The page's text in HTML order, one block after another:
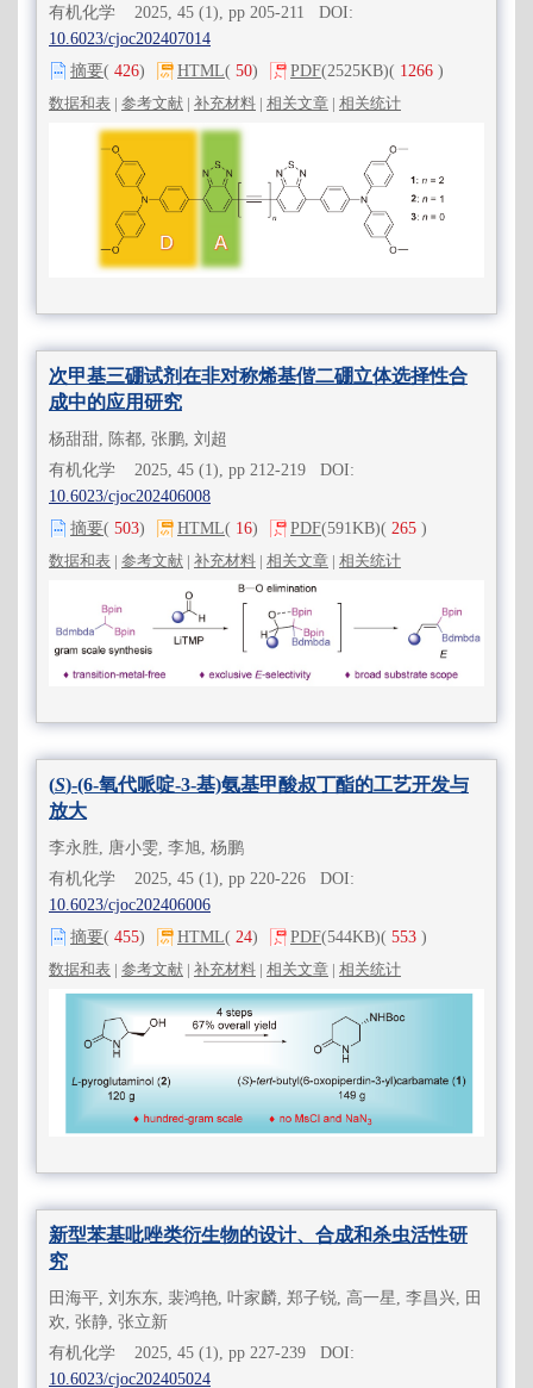
有机化学 2025, 45 (1), pp 205-211 DOI:
10.6023/cjoc202407014
摘要( 426) HTML( 50) PDF(2525KB)( 1266 )
数据和表 | 参考文献 | 补充材料 | 相关文章 | 相关统计
次甲基三硼试剂在非对称烯基偕二硼立体选择性合
成中的应用研究
杨甜甜, 陈都, 张鹏, 刘超
有机化学 2025, 45 (1), pp 212-219 DOI:
10.6023/cjoc202406008
摘要( 503) HTML( 16) PDF(591KB)( 265 )
数据和表 | 参考文献 | 补充材料 | 相关文章 | 相关统计
(S)-(6-氧代哌啶-3-基)氨基甲酸叔丁酯的工艺开发与
放大
李永胜, 唐小雯, 李旭, 杨鹏
有机化学 2025, 45 (1), pp 220-226 DOI:
10.6023/cjoc202406006
摘要( 455) HTML( 24) PDF(544KB)( 553 )
数据和表 | 参考文献 | 补充材料 | 相关文章 | 相关统计
新型苯基吡唑类衍生物的设计、合成和杀虫活性研
究
田海平, 刘东东, 裴鸿艳, 叶家麟, 郑子锐, 高一星, 李昌兴, 田
欢, 张静, 张立新
有机化学 2025, 45 (1), pp 227-239 DOI:
10.6023/cjoc202405024